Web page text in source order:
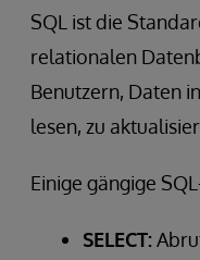
SQL ist die
relationalen
Benutzern, Daten
lesen, zu
Einige gängige
SELECT: